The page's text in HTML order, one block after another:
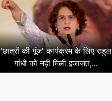
'छात्रों की गूंज' कार्यक्रम के लिए राहुल
गांधी को नहीं मिली इजाजत,...